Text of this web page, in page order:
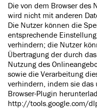
Die von dem Browser des
wird nicht mit anderen
Die Nutzer können die
entsprechende
verhindern; die Nutzer
Übertragung der durch
Nutzung des
sowie die Verarbeitung
verhindern, indem sie
Browser-Plugin
http://tools.google.com/